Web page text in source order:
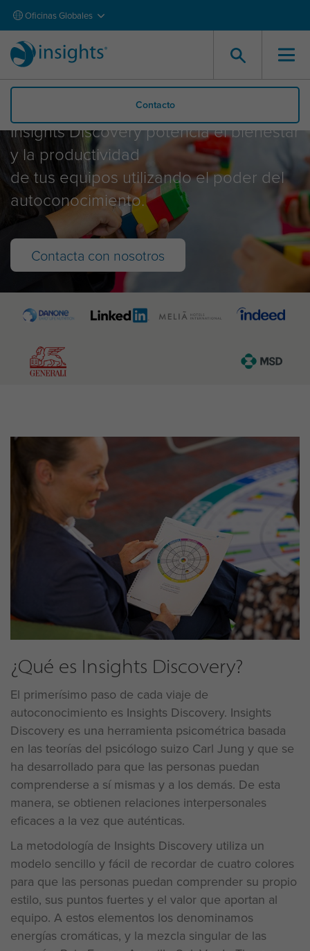
Oficinas Globales
Contacto
Insights Discovery
Insights Discovery potencia el bienestar
y la productividad
de tus equipos utilizando el poder del
autoconocimiento.
Contacta con nosotros
¿Qué es Insights Discovery?
El primerísimo paso de cada viaje de
autoconocimiento es Insights Discovery. Insights
Discovery es una herramienta psicométrica basada
en las teorías del psicólogo suizo Carl Jung y que se
ha desarrollado para que las personas puedan
comprenderse a sí mismas y a los demás. De esta
manera, se obtienen relaciones interpersonales
eficaces a la vez que auténticas.
La metodología de Insights Discovery utiliza un
modelo sencillo y fácil de recordar de cuatro colores
para que las personas puedan comprender su propio
estilo, sus puntos fuertes y el valor que aportan al
equipo. A estos elementos los denominamos
energías cromáticas, y la mezcla singular de las